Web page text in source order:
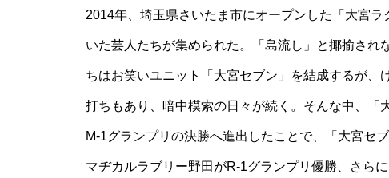
2014年、埼玉県さいたま市にオープンした「大宮
いた芸人たちが集められた。「島流し」と揶揄さ
ちはお笑いユニット「大宮セブン」を結成するが
打ちもあり、暗中模索の日々が続く。そんな中、
M-1グランプリの決勝へ進出したことで、「大宮セ
マヂカルラブリー野田がR-1グランプリ優勝、さら